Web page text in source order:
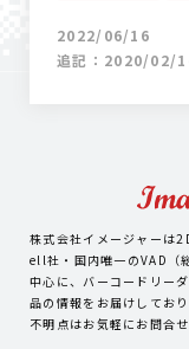
2022/06/16
追記：2020/02/
株式会社イメージャーは
ell社・国内唯一のVAD（
中心に、バーコードリー
品の情報をお届けしてお
不明点はお気軽にお問合せ